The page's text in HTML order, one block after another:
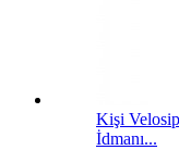
Kişi
İdmanı...